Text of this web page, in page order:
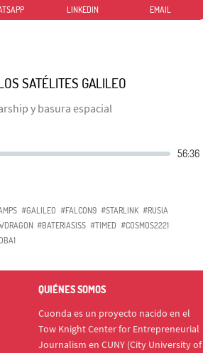
LINKEDIN EMAIL
SATÉLITES GALILEO
y basura espacial
#GALILEO #FALCON9 #STARLINK #RUSIA
#BATERIASISS #TIMED #COSMOS2221
QUIÉNES SOMOS
Cuonda es un proyecto nacido en el
Tow Knight Center for Entrepreneurial
Journalism en CUNY (City University of